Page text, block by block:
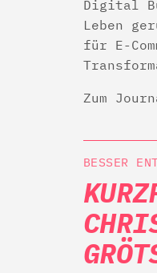
Digital
Leben
für E-
Zum
BESSER